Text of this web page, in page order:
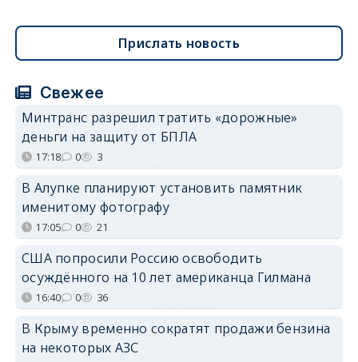
Прислать новость
Свежее
Минтранс разрешил тратить «дорожные»
деньги на защиту от БПЛА
17:18 0 3
В Алупке планируют установить памятник
именитому фотографу
17:05 0 21
США попросили Россию освободить
осуждённого на 10 лет американца Гилмана
16:40 0 36
В Крыму временно сократят продажи бензина
на некоторых АЗС